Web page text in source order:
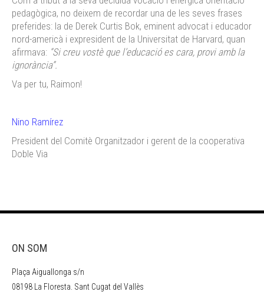
pedagògica, no deixem de recordar una de les seves frases
preferides: la de Derek Curtis Bok, eminent advocat i educador
nord-americà i expresident de la Universitat de Harvard, quan
afirmava: “Si creu vostè que l’educació es cara, provi amb la
ignorància”.
Va per tu, Raimon!
Nino Ramírez
President del Comitè Organitzador i gerent de la cooperativa
Doble Via
ON SOM
Plaça Aiguallonga s/n
08198 La Floresta. Sant Cugat del Vallès